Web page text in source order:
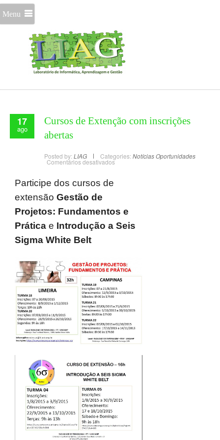
Menu
17
ago
Cursos de Extenção com inscrições
abertas
Posted by: LIAG Categories: NotíciasOportunidades
Comentários desativados
Participe dos cursos de
extensão Gestão de
Projetos: Fundamentos e
Prática e Introdução a Seis
Sigma White Belt